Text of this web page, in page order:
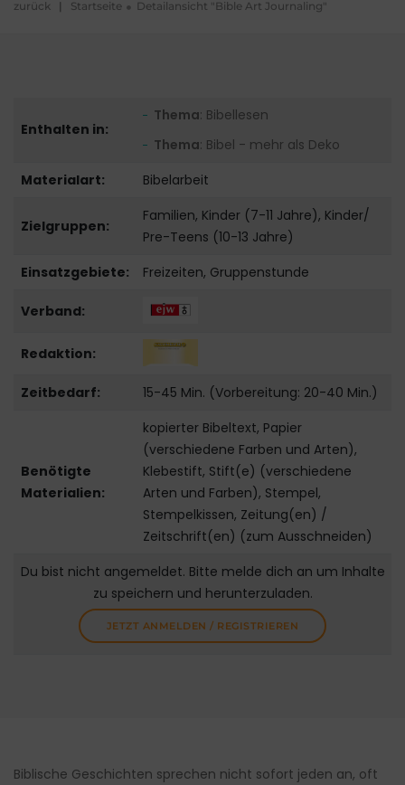
zurück | Startseite Detailansicht "Bible Art Journaling"
Enthalten in:
Thema: Bibellesen
Thema: Bibel - mehr als Deko
Materialart:
Bibelarbeit
Zielgruppen:
Familien, Kinder (7-11 Jahre), Kinder/
Pre-Teens (10-13 Jahre)
Einsatzgebiete:
Freizeiten, Gruppenstunde
Verband:
Redaktion:
Zeitbedarf: 15-45 Min. (Vorbereitung: 20-40 Min.)
Benötigte
Materialien:
kopierter Bibeltext, Papier
(verschiedene Farben und Arten),
Klebestift, Stift(e) (verschiedene
Arten und Farben), Stempel,
Stempelkissen, Zeitung(en) /
Zeitschrift(en) (zum Ausschneiden)
Du bist nicht angemeldet. Bitte melde dich an um Inhalte
zu speichern und herunterzuladen.
JETZT ANMELDEN / REGISTRIEREN
Biblische Geschichten sprechen nicht sofort jeden an, oft